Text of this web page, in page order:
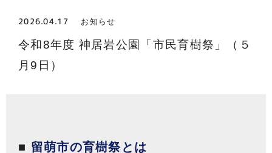
2026.04.17 お知らせ
令和8年度 神居岩公園「市民育樹祭」（５
月9日）
■ 留萌市の育樹祭とは